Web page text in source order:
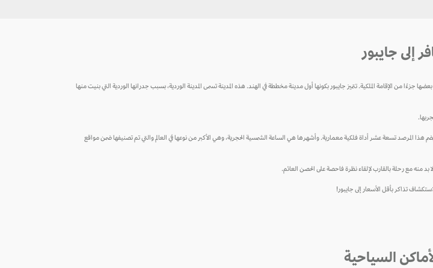
إلى جايبور
جزءًا من الإقامة الملكية. تتميز جايبور بكونها أول مدينة مخططة في الهند. هذه المدينة تسمى المدينة الوردية، بسبب جدرانها الوردية التي بنيت منها
المدينة، محل حواء، قصة أروع عن أفراد العائلة المالكة ، في حين أن جانتار هو مرصد فلكي يرجع أصله إلى عام 1734. ويضم هذا المرصد تسعة عشر أداة فلكية معمارية. وأشهرها هي الساعة الشمسية الحجرية، وهي الأكبر من نوعها في العالم والتي تم تصنيفها ضمن مواقع
منه مع رحلة بالقارب لإلقاء نظرة فاحصة على الحصن العائم.
السياحية